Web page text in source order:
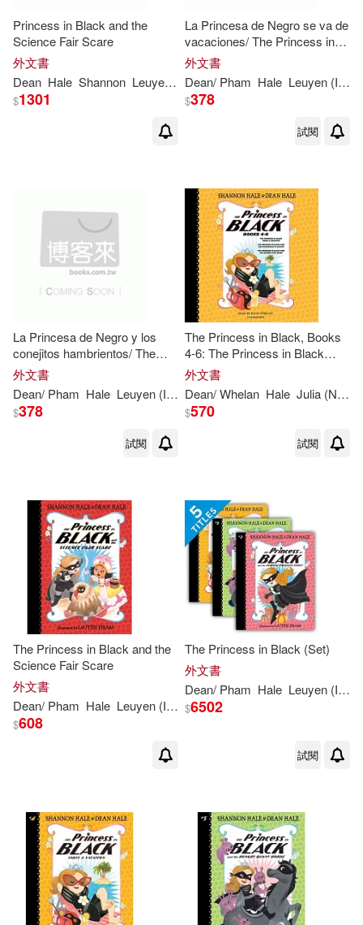
Princess in Black and the
Science Fair Scare
外文書
Dean Hale Shannon Leuyen Pham
$1301
La Princesa de Negro se va de
vacaciones/ The Princess in
Black Goes on Vacation
外文書
Dean/ Pham Hale Leuyen (ILT)/ Cano
$378
試閱
La Princesa de Negro y los
conejitos hambrientos/ The
Princess in Black and the
Hungry Bunnies
外文書
Dean/ Pham Hale Leuyen (ILT) Shannon/Hale
$378
試閱
The Princess in Black, Books
4-6: The Princess in Black
Takes a Vacation; The
Princess in Black and the
Mysterious Playdate; The
Princess in Black and
外文書
Dean/ Whelan Hale Julia (NRT)
$570
試閱
The Princess in Black and the
Science Fair Scare
外文書
Dean/ Pham Hale Leuyen (ILT) Shannon
$608
The Princess in Black (Set)
外文書
Dean/ Pham Hale Leuyen (ILT)
$6502
試閱